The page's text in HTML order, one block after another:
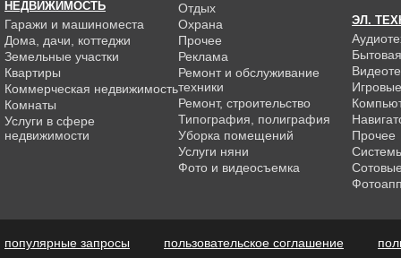
НЕДВИЖИМОСТЬ
Гаражи и машиноместа
Дома, дачи, коттеджи
Земельные участки
Квартиры
Коммерческая недвижимость
Комнаты
Услуги в сфере
недвижимости
Отдых
Охрана
Прочее
Реклама
Ремонт и обслуживание
техники
Ремонт, строительство
Типография, полиграфия
Уборка помещений
Услуги няни
Фото и видеосъемка
ЭЛ.
Прочее
популярные запросы пользовательское соглашение